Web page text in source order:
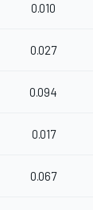
0.010
0.027
0.094
0.017
0.067